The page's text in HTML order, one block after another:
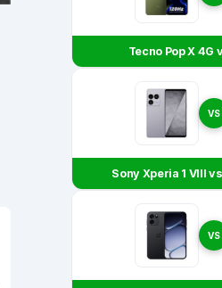
Tecno Pop X 4G
VS
Sony Xperia 1 VIII
VS